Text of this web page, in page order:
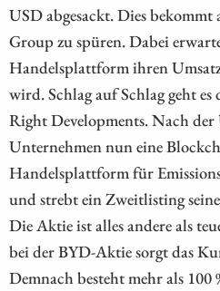
USD abgesackt. Dies
Group zu spüren. Dabei
Handelsplattform ihren
wird. Schlag auf Schlag geht
Right Developments. Nach
Unternehmen nun eine
Handelsplattform für
und strebt ein Zweitlisting
Die Aktie ist alles andere als
bei der BYD-Aktie sorgt das
Demnach besteht mehr als 100